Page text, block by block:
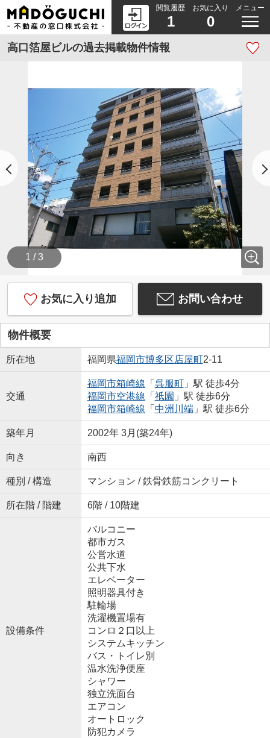
閲覧履歴
1
お気に入り
0
メニュー
高口箔屋ビルの過去掲載物件情報
1 / 3
お気に入り追加 お問い合わせ
物件概要
所在地 福岡県福岡市博多区店屋町2-11
交通
福岡市箱崎線 「 呉服町」駅 徒歩4分
福岡市空港線 「 祇園 」駅 徒歩6分
福岡市箱崎線 「 中洲川端」駅 徒歩6分
築年月 2002年 3月(築24年)
向き 南西
種別 / 構造 マンション / 鉄骨鉄筋コンクリート
所在階 / 階建 6階 / 10階建
設備条件
バルコニー
都市ガス
公営水道
公共下水
エレベーター
照明器具付き
駐輪場
洗濯機置場有
コンロ２口以上
システムキッチン
バス・トイレ別
温水洗浄便座
シャワー
独立洗面台
エアコン
オートロック
防犯カメラ